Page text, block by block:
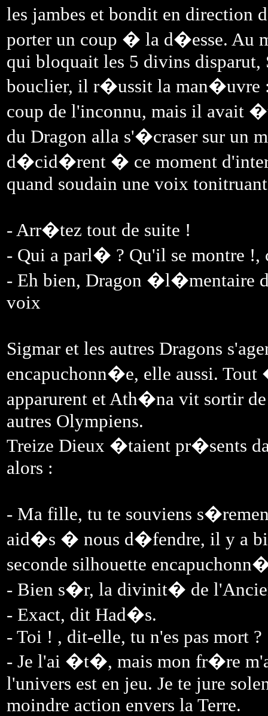
les jambes et bondit en
porter un coup � la d�esse.
qui bloquait les 5 divins
bouclier, il r�ussit la man�uvre
coup de l'inconnu, mais il avait
du Dragon alla s'�craser sur un
d�cid�rent � ce moment
quand soudain une voix
- Arr�tez tout de suite !
- Qui a parl� ? Qu'il se montre !,
- Eh bien, Dragon �l�mentaire
voix
Sigmar et les autres Dragons
encapuchonn�e, elle aussi.
apparurent et Ath�na vit sortir
autres Olympiens.
Treize Dieux �taient pr�sents
alors :
- Ma fille, tu te souviens
aid�s � nous d�fendre, il y a
seconde silhouette
- Bien s�r, la divinit� de
- Exact, dit Had�s.
- Toi ! , dit-elle, tu n'es pas mort ?
- Je l'ai �t�, mais mon fr�re
l'univers est en jeu. Je te jure
moindre action envers la Terre.